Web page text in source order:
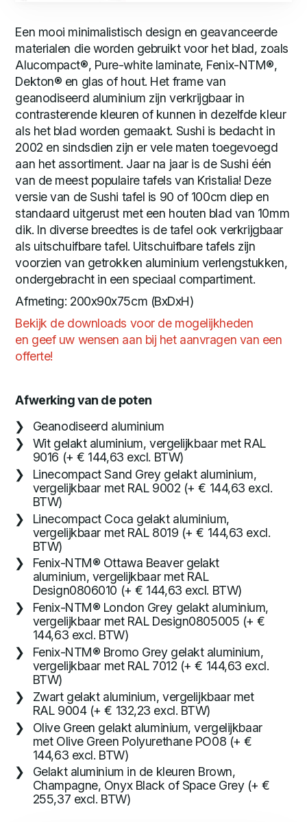
Een mooi minimalistisch design en geavanceerde
materialen die worden gebruikt voor het blad, zoals
Alucompact®, Pure-white laminate, Fenix-NTM®,
Dekton® en glas of hout. Het frame van
geanodiseerd aluminium zijn verkrijgbaar in
contrasterende kleuren of kunnen in dezelfde kleur
als het blad worden gemaakt. Sushi is bedacht in
2002 en sindsdien zijn er vele maten toegevoegd
aan het assortiment. Jaar na jaar is de Sushi één
van de meest populaire tafels van Kristalia! Deze
versie van de Sushi tafel is 90 of 100cm diep en
standaard uitgerust met een houten blad van 10mm
dik. In diverse breedtes is de tafel ook verkrijgbaar
als uitschuifbare tafel. Uitschuifbare tafels zijn
voorzien van getrokken aluminium verlengstukken,
ondergebracht in een speciaal compartiment.
Afmeting: 200x90x75cm (BxDxH)
Bekijk de downloads voor de mogelijkheden
en geef uw wensen aan bij het aanvragen van een
offerte!
Afwerking van de poten
Geanodiseerd aluminium
Wit gelakt aluminium, vergelijkbaar met RAL
9016 (+ € 144,63 excl. BTW)
Linecompact Sand Grey gelakt aluminium,
vergelijkbaar met RAL 9002 (+ € 144,63 excl.
BTW)
Linecompact Coca gelakt aluminium,
vergelijkbaar met RAL 8019 (+ € 144,63 excl.
BTW)
Fenix-NTM® Ottawa Beaver gelakt
aluminium, vergelijkbaar met RAL
Design0806010 (+ € 144,63 excl. BTW)
Fenix-NTM® London Grey gelakt aluminium,
vergelijkbaar met RAL Design0805005 (+ €
144,63 excl. BTW)
Fenix-NTM® Bromo Grey gelakt aluminium,
vergelijkbaar met RAL 7012 (+ € 144,63 excl.
BTW)
Zwart gelakt aluminium, vergelijkbaar met
RAL 9004 (+ € 132,23 excl. BTW)
Olive Green gelakt aluminium, vergelijkbaar
met Olive Green Polyurethane PO08 (+ €
144,63 excl. BTW)
Gelakt aluminium in de kleuren Brown,
Champagne, Onyx Black of Space Grey (+ €
255,37 excl. BTW)